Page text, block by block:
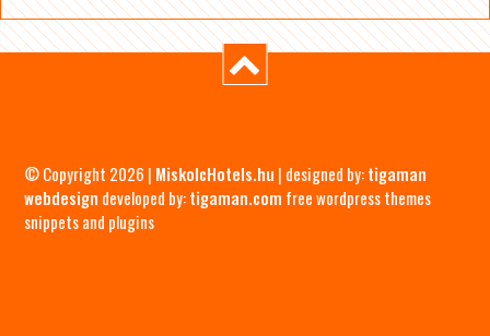
© Copyright 2026 | MiskolcHotels.hu | designed by:tigaman
webdesign developed by:tigaman.com free wordpress themes
snippets and plugins